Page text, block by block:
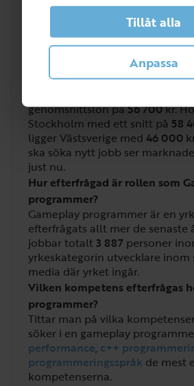
Tillåt alla
Anpassa
/5
Vilken lön får man som
Lönen för utvecklare inom spel
genomsnittslön på56 700kr.
Stockholm med ett snitt på 58
ligger Västsverige med 46 000
ska söka nytt jobb ser
just nu.
Hur efterfrågad är rollen som
programmer?
Gameplay programmer är en
efterfrågats allt mer de senaste
jobbar totalt3 887 personer
yrkeskategorin utvecklare inom
media där yrket ingår.
Vilken kompetens efterfrågas
programmer?
Tittar man på vilka
söker i en gameplay
performance, c++
programmeringsspråk de mest
kompetenserna.